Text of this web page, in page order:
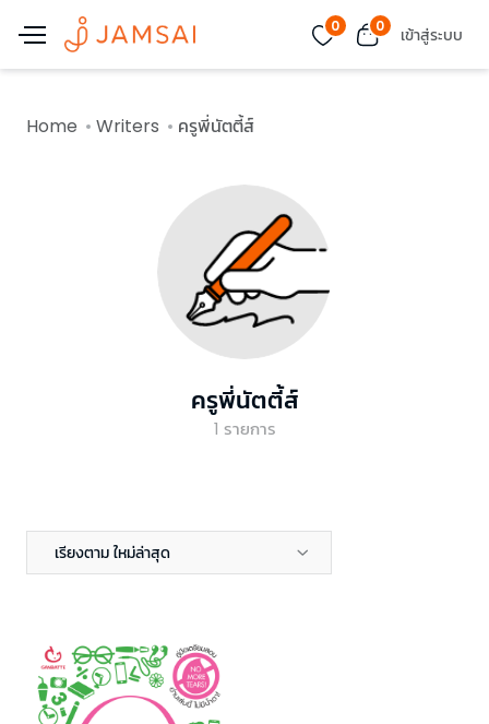
0 0 เข้าสู่ระบบ
Home Writers ครูพี่นัตตี้ส์
ครูพี่นัตตี้ส์
1 รายการ
เรียงตาม ใหม่ล่าสุด